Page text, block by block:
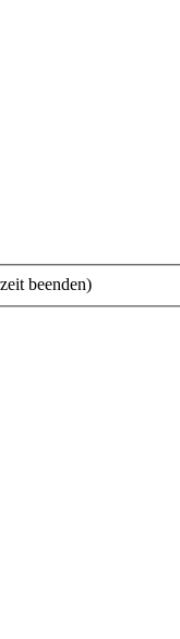
beenden)